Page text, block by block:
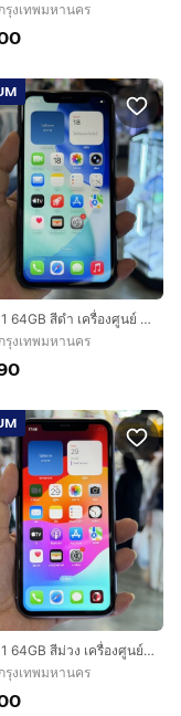
งเทพมหานคร
iPhone11 64GB สีดำ เครื่องศูนย์ โมเดลTH สภาพสวยมาก สุขภาพแบต100%(แบตใหม่)🔥🔥
งเทพมหานคร
iPhone11 64GB สีม่วง เครื่องศูนย์ โมเดลTH สภาพสวยมากๆ🔥🔥
งเทพมหานคร